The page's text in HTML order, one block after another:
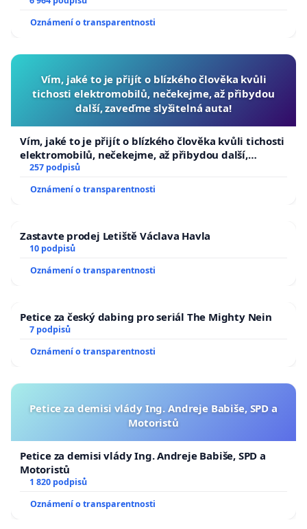
Oznámení o transparentnosti
Vím, jaké to je přijít o blízkého člověka kvůli
tichosti elektromobilů, nečekejme, až přibydou
další, zaveďme slyšitelná auta!
Vím, jaké to je přijít o blízkého člověka kvůli tichosti
elektromobilů, nečekejme, až přibydou další,
zaveďme slyšitelná auta!
257 podpisů
Oznámení o transparentnosti
Zastavte prodej Letiště Václava Havla
10 podpisů
Oznámení o transparentnosti
Petice za český dabing pro seriál The Mighty Nein
7 podpisů
Oznámení o transparentnosti
Petice za demisi vlády Ing. Andreje Babiše, SPD a
Motoristů
Petice za demisi vlády Ing. Andreje Babiše, SPD a
Motoristů
1 820 podpisů
Oznámení o transparentnosti